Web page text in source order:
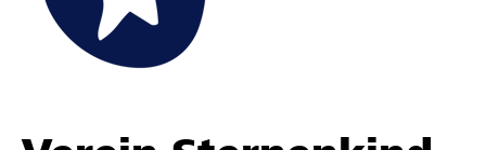
Projekte und Organisationen finden